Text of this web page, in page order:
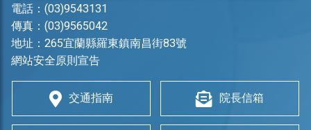
電話： (03)9543131
傳真：(03)9565042
地址： 265宜蘭縣羅東鎮南昌街83號
網站安全原則宣告
交通指南 院長信箱